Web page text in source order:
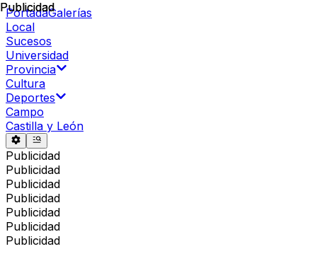
PortadaGalerías
Local
Sucesos
Universidad
Provincia
Cultura
Deportes
Campo
Castilla y León
Publicidad
Publicidad
Publicidad
Publicidad
Publicidad
Publicidad
Publicidad
Publicidad
Publicidad